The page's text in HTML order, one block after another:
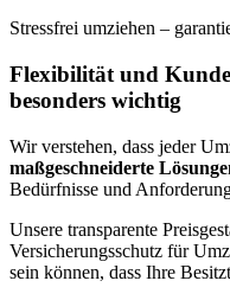
Stressfrei umziehen –
Flexibilität und
besonders wichtig
Wir verstehen, dass jeder
maßgeschneiderte
Bedürfnisse und
Unsere transparente
Versicherungsschutz für
sein können, dass Ihre